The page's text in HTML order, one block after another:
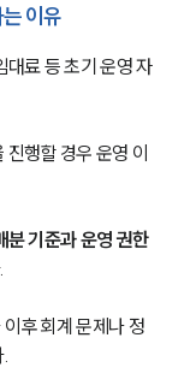
이유
대료 등 초기 운영 자
행할 경우 운영 이
분 기준과 운영 권한
후 회계 문제나 정